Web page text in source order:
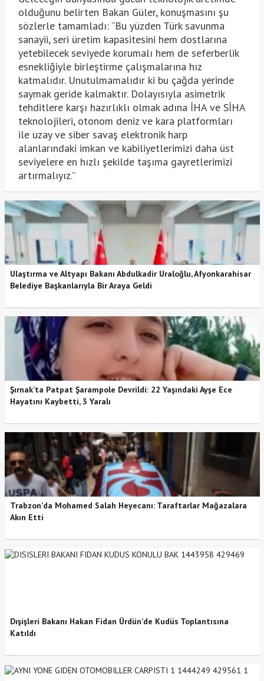
olduğunu belirten Bakan Güler, konuşmasını şu
sözlerle tamamladı: “Bu yüzden Türk savunma
sanayii, seri üretim kapasitesini hem dostlarına
yetebilecek seviyede korumalı hem de seferberlik
esnekliğiyle birleştirme çalışmalarına hız
katmalıdır. Unutulmamalıdır ki bu çağda yerinde
saymak geride kalmaktır. Dolayısıyla asimetrik
tehditlere karşı hazırlıklı olmak adına İHA ve SİHA
teknolojileri, otonom deniz ve kara platformları
ile uzay ve siber savaş elektronik harp
alanlarındaki imkan ve kabiliyetlerimizi daha üst
seviyelere en hızlı şekilde taşıma gayretlerimizi
artırmalıyız.”
Ulaştırma ve Altyapı Bakanı Abdulkadir Uraloğlu, Afyonkarahisar
Belediye Başkanlarıyla Bir Araya Geldi
Şırnak’ta Patpat Şarampole Devrildi: 22 Yaşındaki Ayşe Ece
Hayatını Kaybetti, 3 Yaralı
Trabzon’da Mohamed Salah Heyecanı: Taraftarlar Mağazalara
Akın Etti
Dışişleri Bakanı Hakan Fidan Ürdün’de Kudüs Toplantısına
Katıldı